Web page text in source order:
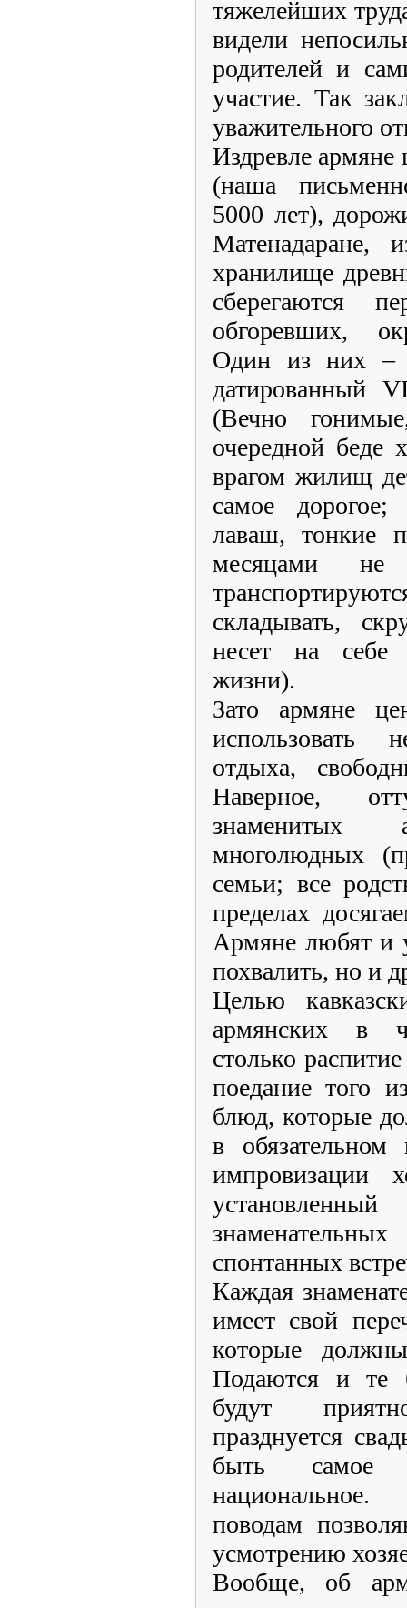
тяжелейших
видели
родителей и
участие. Так
уважительного
Издревле армяне
(наша
5000 лет),
Матенадаране,
хранилище
сберегаются
обгоревших,
Один из них –
датированный
(Вечно
очередной беде
врагом жилищ
самое
лаваш, тонкие
месяцами
складывать,
несет на себе
жизни).
Зато армяне
использовать
отдыха,
Наверное,
знаменитых
многолюдных
семьи; все
пределах
Армяне любят и
похвалить, но и
Целью
армянских в
столько
поедание того
блюд, которые
в
импровизации
установленный
спонтанных
Каждая
имеет свой
которые
Подаются и те
будут
празднуется
быть самое
поводам
усмотрению
Вообще, об